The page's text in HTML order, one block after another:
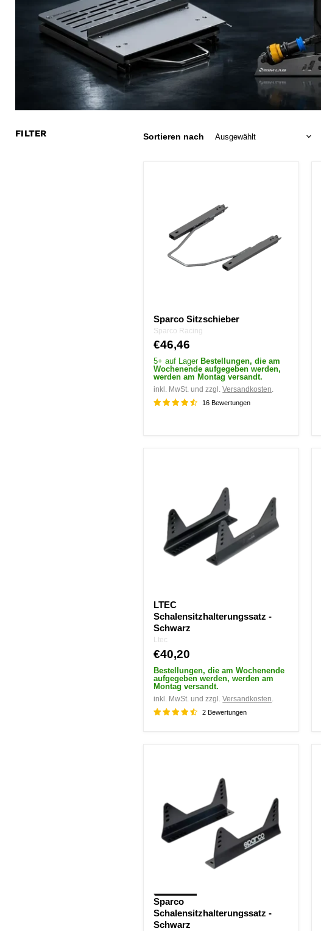
FILTER Sortieren nach
Sparco Sitzschieber
Sparco Racing
€46,46
5+ auf Lager Bestellungen, die am
Wochenende aufgegeben werden,
werden am Montag versandt.
inkl. MwSt. und zzgl.Versandkosten.
16 Bewertungen
LTEC
Schalensitzhalterungssatz -
Schwarz
Ltec
€40,20
Bestellungen, die am Wochenende
aufgegeben werden, werden am
Montag versandt.
inkl. MwSt. und zzgl.Versandkosten.
2 Bewertungen
Sparco
Schalensitzhalterungssatz -
Schwarz